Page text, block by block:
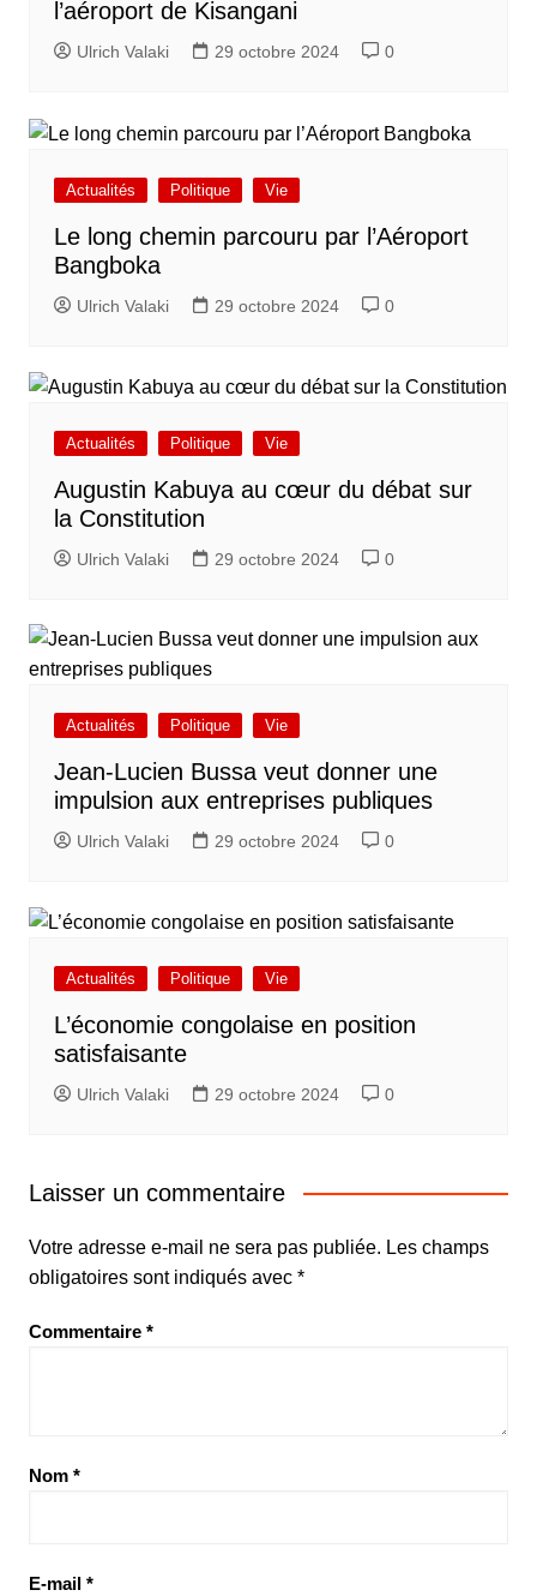
l’aéroport de Kisangani
Ulrich Valaki 29 octobre 2024 0
Actualités Politique Vie
Le long chemin parcouru par l’Aéroport
Bangboka
Ulrich Valaki 29 octobre 2024 0
Actualités Politique Vie
Augustin Kabuya au cœur du débat sur
la Constitution
Ulrich Valaki 29 octobre 2024 0
Actualités Politique Vie
Jean-Lucien Bussa veut donner une
impulsion aux entreprises publiques
Ulrich Valaki 29 octobre 2024 0
Actualités Politique Vie
L’économie congolaise en position
satisfaisante
Ulrich Valaki 29 octobre 2024 0
Laisser un commentaire
Votre adresse e-mail ne sera pas publiée. Les champs
obligatoires sont indiqués avec *
Commentaire *
Nom *
E-mail *